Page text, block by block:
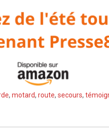
, motard, route, secours,